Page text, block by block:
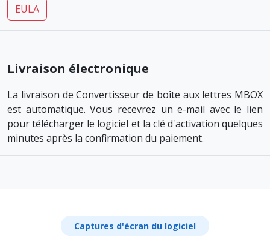
EULA
Livraison électronique
La livraison de Convertisseur de boîte aux lettres MBOX
est automatique. Vous recevrez un e-mail avec le lien
pour télécharger le logiciel et la clé d'activation quelques
minutes après la confirmation du paiement.
Captures d'écran du logiciel